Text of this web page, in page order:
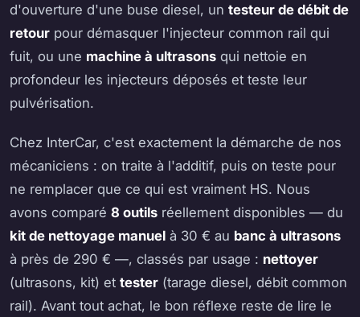
d'ouverture d'une buse diesel, un testeur de débit de
retour pour démasquer l'injecteur common rail qui
fuit, ou une machine à ultrasons qui nettoie en
profondeur les injecteurs déposés et teste leur
pulvérisation.
Chez InterCar, c'est exactement la démarche de nos
mécaniciens : on traite à l'additif, puis on teste pour
ne remplacer que ce qui est vraiment HS. Nous
avons comparé 8 outils réellement disponibles — du
kit de nettoyage manuel à 30 € au banc à ultrasons
à près de 290 € —, classés par usage : nettoyer
(ultrasons, kit) et tester (tarage diesel, débit common
rail). Avant tout achat, le bon réflexe reste de lire le